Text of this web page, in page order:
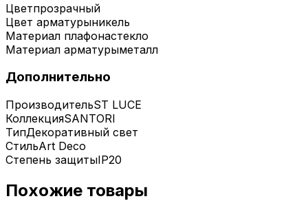
Цветпрозрачный
Цвет арматурыникель
Материал плафонастекло
Материал арматурыметалл
Дополнительно
ПроизводительST LUCE
КоллекцияSANTORI
ТипДекоративный свет
СтильArt Deco
Степень защитыIP20
Похожие товары